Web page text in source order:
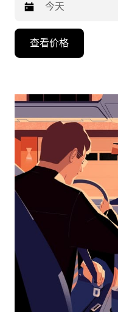
向
头
浏
日
并
期。
按
退
查看价格